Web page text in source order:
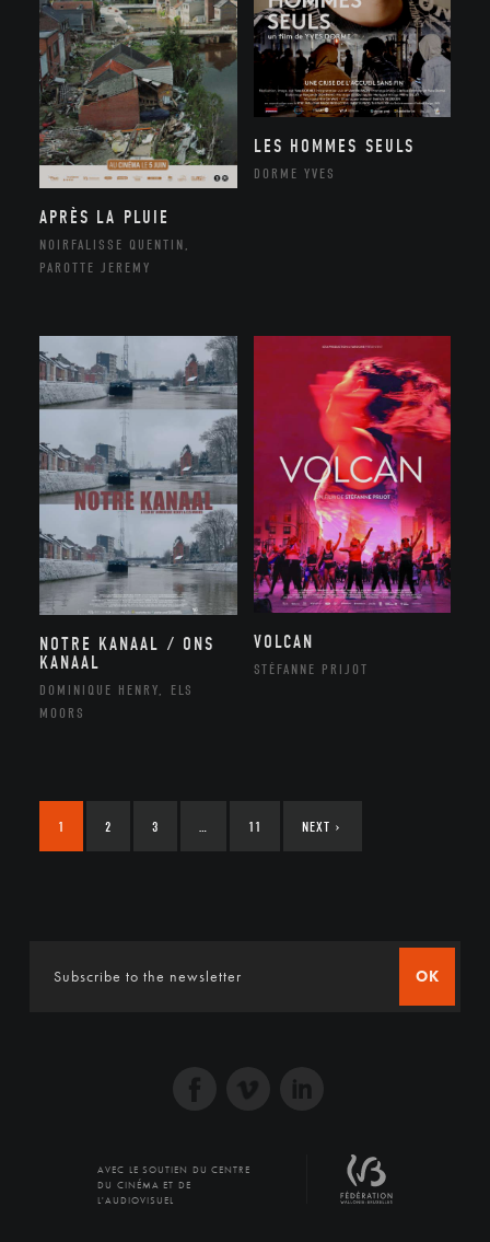
APRÈS LA PLUIE
NOIRFALISSE QUENTIN,
PAROTTE JEREMY
LES HOMMES SEULS
DORME YVES
NOTRE KANAAL / ONS
KANAAL
DOMINIQUE HENRY, ELS
MOORS
VOLCAN
STÉFANNE PRIJOT
1 2 3 11 NEXT ›
OK
AVEC LE SOUTIEN DU CENTRE
DU CINÉMA ET DE
L'AUDIOVISUEL